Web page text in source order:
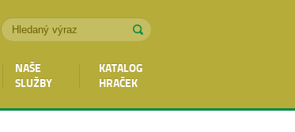
NAŠE
SLUŽBY
KATALOG
HRAČEK